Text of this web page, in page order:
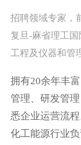
招聘领域专家，
复旦-麻省理工
工程及仪器和管
拥有20余年丰
管理、研发管
悉企业运营流
化工能源行业